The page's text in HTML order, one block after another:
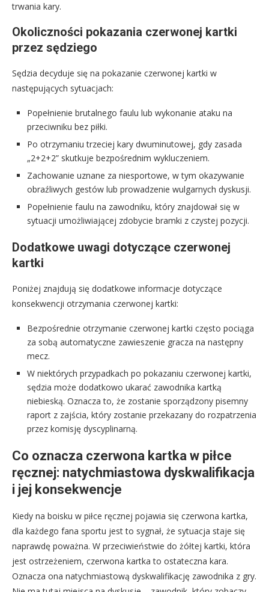
trwania kary.
Okoliczności pokazania czerwonej kartki
przez sędziego
Sędzia decyduje się na pokazanie czerwonej kartki w
następujących sytuacjach:
Popełnienie brutalnego faulu lub wykonanie ataku na
przeciwniku bez piłki.
Po otrzymaniu trzeciej kary dwuminutowej, gdy zasada
„2+2+2” skutkuje bezpośrednim wykluczeniem.
Zachowanie uznane za niesportowe, w tym okazywanie
obraźliwych gestów lub prowadzenie wulgarnych dyskusji.
Popełnienie faulu na zawodniku, który znajdował się w
sytuacji umożliwiającej zdobycie bramki z czystej pozycji.
Dodatkowe uwagi dotyczące czerwonej
kartki
Poniżej znajdują się dodatkowe informacje dotyczące
konsekwencji otrzymania czerwonej kartki:
Bezpośrednie otrzymanie czerwonej kartki często pociąga
za sobą automatyczne zawieszenie gracza na następny
mecz.
W niektórych przypadkach po pokazaniu czerwonej kartki,
sędzia może dodatkowo ukarać zawodnika kartką
niebieską. Oznacza to, że zostanie sporządzony pisemny
raport z zajścia, który zostanie przekazany do rozpatrzenia
przez komisję dyscyplinarną.
Co oznacza czerwona kartka w piłce
ręcznej: natychmiastowa dyskwalifikacja
i jej konsekwencje
Kiedy na boisku w piłce ręcznej pojawia się czerwona kartka,
dla każdego fana sportu jest to sygnał, że sytuacja staje się
naprawdę poważna. W przeciwieństwie do żółtej kartki, która
jest ostrzeżeniem, czerwona kartka to ostateczna kara.
Oznacza ona natychmiastową dyskwalifikację zawodnika z gry.